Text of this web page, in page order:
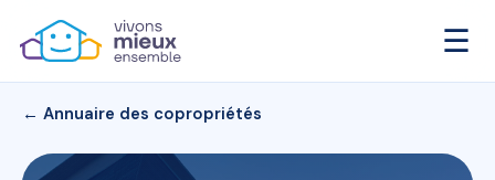
☰
← Annuaire des copropriétés